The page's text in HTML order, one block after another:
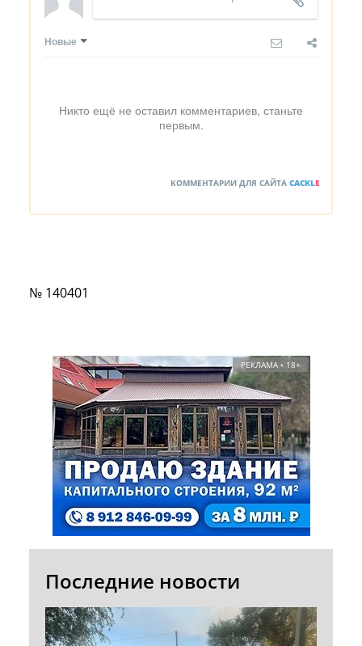
Новые
Никто ещё не оставил комментариев, станьте
первым.
КОММЕНТАРИИ ДЛЯ САЙТА CACKLE
№ 140401
РЕКЛАМА • 18+
Последние новости